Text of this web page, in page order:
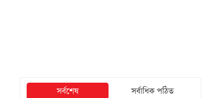
সর্বশেষ
সর্বাধিক পঠিত